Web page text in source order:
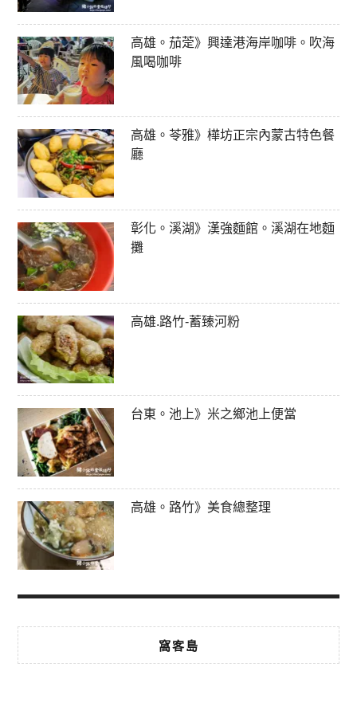
高雄。茄萣》興達港海岸咖啡。吹海
風喝咖啡
高雄。苓雅》樺坊正宗內蒙古特色餐
廳
彰化。溪湖》漢強麵館。溪湖在地麵
攤
高雄.路竹-蓄臻河粉
台東。池上》米之鄉池上便當
高雄。路竹》美食總整理
窩客島